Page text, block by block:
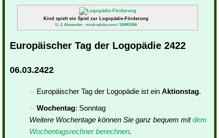
Kind spielt ein Spiel zur Logopädie-Förderung
U. J. Alexander - stock.adobe.com / 156961566
Europäischer Tag der Logopädie 2422
06.03.2422
Europäischer Tag der Logopädie ist ein Aktionstag.
Wochentag: Sonntag
Weitere Wochentage können Sie ganz bequem mitdem
Wochentagsrechner berechnen.